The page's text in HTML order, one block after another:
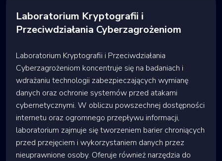
Laboratorium Kryptografii i
Przeciwdziałania Cyberzagrożeniom
Laboratorium Kryptografii i Przeciwdziałania
Cyberzagrożeniom koncentruje się na badaniach i
wdrażaniu technologii zabezpieczających wymianę
danych oraz ochronie systemów przed atakami
cybernetycznymi. W obliczu powszechnej dostępności
internetu oraz ogromnego przepływu informacji,
laboratorium zajmuje się tworzeniem barier chroniących
przed przejęciem i wykorzystaniem danych przez
nieuprawnione osoby. Oferuje również narzędzia do